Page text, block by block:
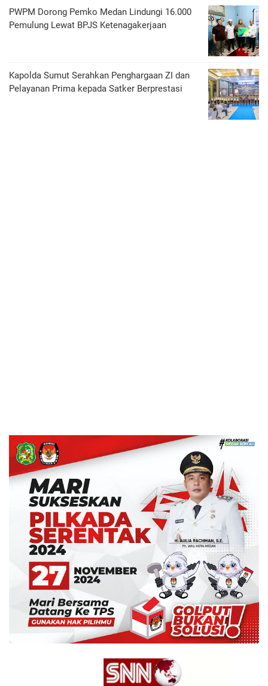
PWPM Dorong Pemko Medan Lindungi 16.000
Pemulung Lewat BPJS Ketenagakerjaan
Kapolda Sumut Serahkan Penghargaan ZI dan
Pelayanan Prima kepada Satker Berprestasi